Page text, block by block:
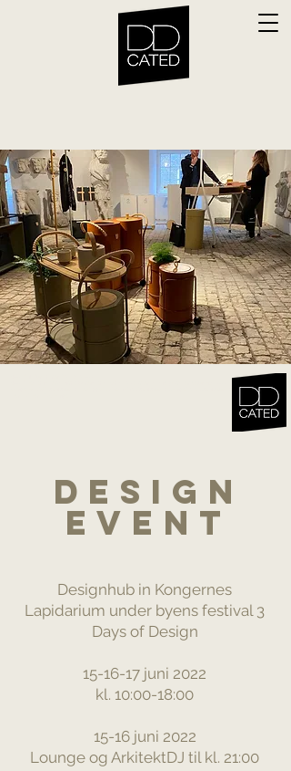
<script src="//a.mailmunch.co/app/v1/site.js" id="mailmunch-script" data-mailmunch-site-id="951249"
Design
event
Designhub in Kongernes
Lapidarium under byens festival 3
Days of Design
15-16-17 juni 2022
kl. 10:00-18:00
15-16 juni 2022
Lounge og ArkitektDJ til kl. 21:00